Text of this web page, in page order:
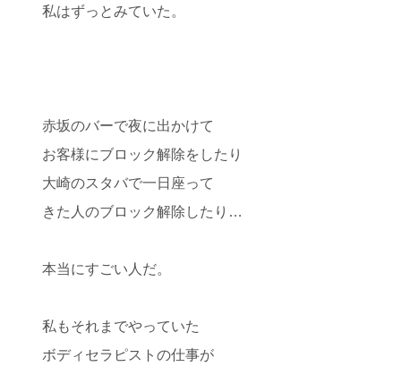
私はずっとみていた。
赤坂のバーで夜に出かけて
お客様にブロック解除をしたり
大崎のスタバで一日座って
きた人のブロック解除したり…
本当にすごい人だ。
私もそれまでやっていた
ボディセラピストの仕事が